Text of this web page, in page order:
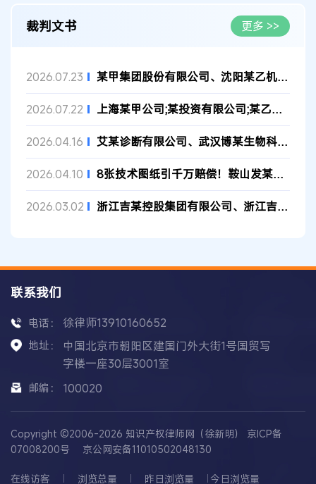
裁判文书 更多 >>
2026.07.23 某甲集团股份有限公司、沈阳某乙机械股份有限公司与沈阳某丙机械...
2026.07.22 上海某甲公司;某投资有限公司;某乙公司侵害技术秘密纠纷管辖上诉...
2026.04.16 艾某诊断有限公司、武汉博某生物科技有限公司等侵害商业秘密纠纷...
2026.04.10 8张技术图纸引千万赔偿！鞍山发某诉新余公司方商业秘密侵权案 二...
2026.03.02 浙江吉某控股集团有限公司、浙江吉某汽车研究院有限公司诉威某汽...
联系我们
电话： 徐律师13910160652
地址：
中国北京市朝阳区建国门外大街1号国贸写
字楼一座30层3001室
邮编： 100020
Copyright ©2006-2026 知识产权律师网（徐新明） 京ICP备
07008200号
京公网安备11010502048130
在线访客 浏览总量 昨日浏览量 今日浏览量